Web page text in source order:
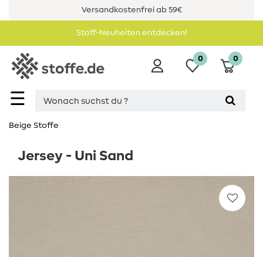
Versandkostenfrei ab 59€
Stoff-Neuheiten entdecken!
☰
0 0
Beige Stoffe
Jersey - Uni Sand